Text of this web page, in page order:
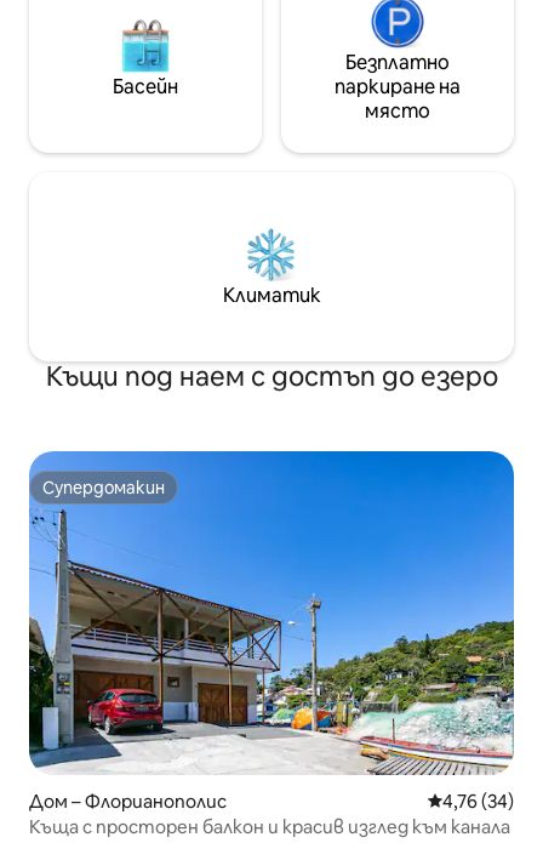
Басейн
Безплатно
паркиране на
място
Климатик
Къщи под наем с достъп до езеро
Супердомакин
Супердомакин
Дом – Флорианополис Средна
4,76 (34)
Къща с просторен балкон и красив изглед към канала